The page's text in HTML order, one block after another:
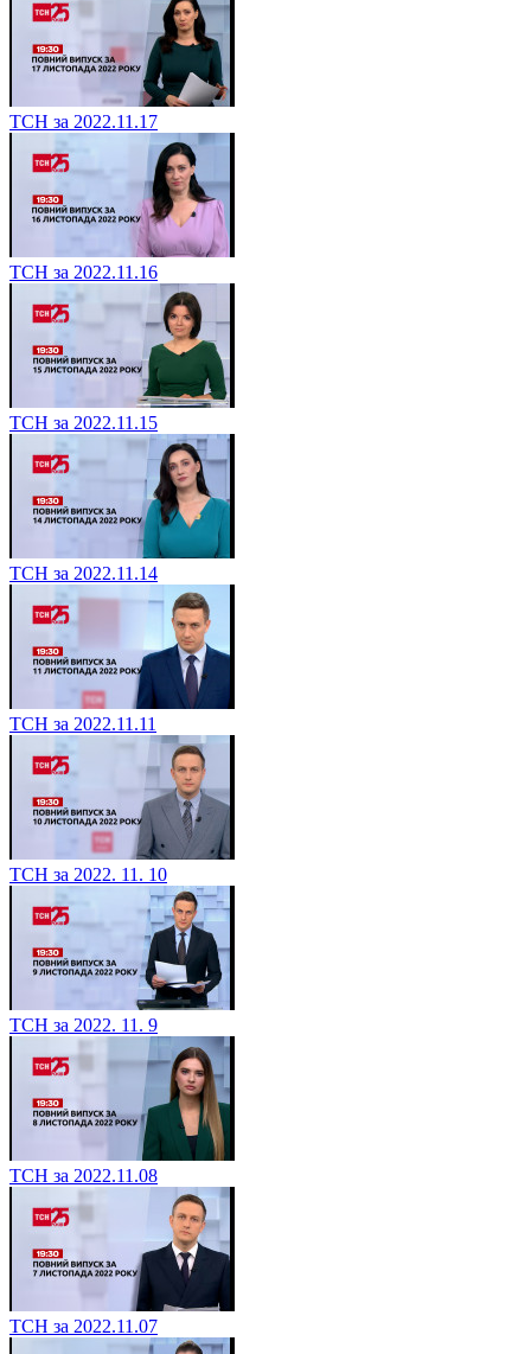
ТСН за 2022.11.17
ТСН за 2022.11.16
ТСН за 2022.11.15
ТСН за 2022.11.14
ТСН за 2022.11.11
ТСН за 2022. 11. 10
ТСН за 2022. 11. 9
ТСН за 2022.11.08
ТСН за 2022.11.07